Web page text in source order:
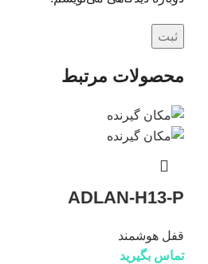
محصولات مرتبط
ADLAN-H13-P
قفل هوشمند
تماس بگیرید